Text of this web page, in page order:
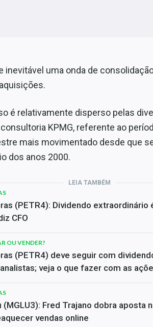
inevitável uma onda de
é relativamente disperso pelas
KPMG, referente ao
mais movimentado desde que
dos anos 2000.
LEIA TAMBÉM
(PETR4): Dividendo extraordinário
CFO
OU VENDER?
(PETR4) deve seguir com
veja o que fazer com as
(MGLU3): Fred Trajano dobra aposta
vendas online